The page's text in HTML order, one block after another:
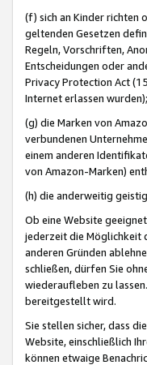
(f) sich an Kinder richten
geltenden Gesetzen
Regeln, Vorschriften,
Entscheidungen oder
Privacy Protection Act
Internet erlassen wurden);
(g) die Marken von
verbundenen
einem anderen
von Amazon-Marken)
(h) die anderweitig
Ob eine Website
jederzeit die Möglichkeit
anderen Gründen
schließen, dürfen Sie
wiederaufleben zu
bereitgestellt wird.
Sie stellen sicher, dass
Website, einschließlich
können etwaige